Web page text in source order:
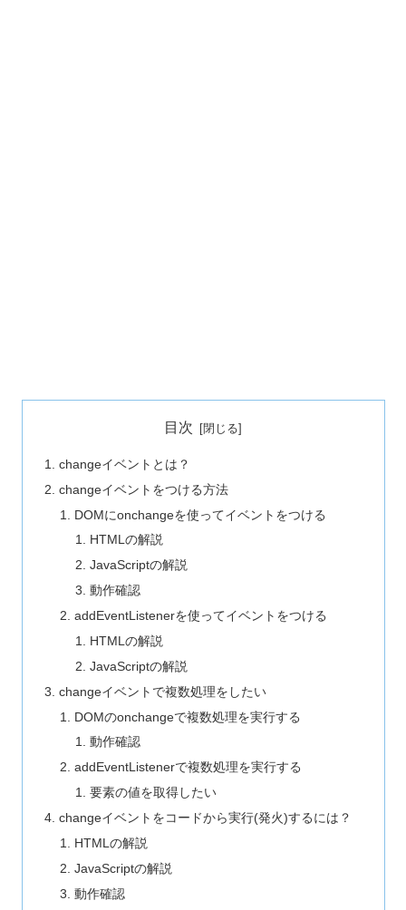
目次
changeイベントとは？
changeイベントをつける方法
DOMにonchangeを使ってイベントをつける
HTMLの解説
JavaScriptの解説
動作確認
addEventListenerを使ってイベントをつける
HTMLの解説
JavaScriptの解説
changeイベントで複数処理をしたい
DOMのonchangeで複数処理を実行する
動作確認
addEventListenerで複数処理を実行する
要素の値を取得したい
changeイベントをコードから実行(発火)するには？
HTMLの解説
JavaScriptの解説
動作確認